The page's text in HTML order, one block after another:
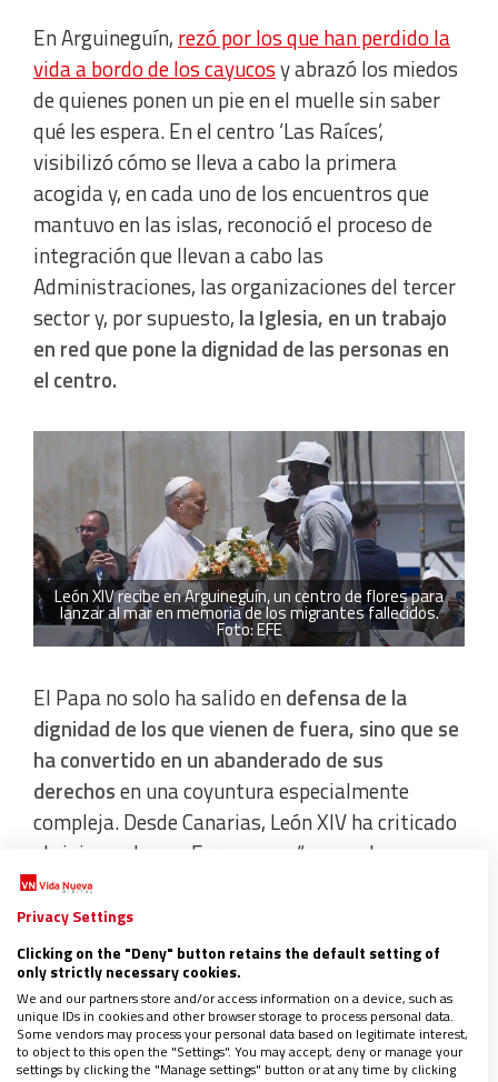
En Arguineguín, rezó por los que han perdido la
vida a bordo de los cayucosy abrazó los miedos
de quienes ponen un pie en el muelle sin saber
qué les espera. En el centro ‘Las Raíces’,
visibilizó cómo se lleva a cabo la primera
acogida y, en cada uno de los encuentros que
mantuvo en las islas, reconoció el proceso de
integración que llevan a cabo las
Administraciones, las organizaciones del tercer
sector y, por supuesto, la Iglesia, en un trabajo
en red que pone la dignidad de las personas en
el centro.
León XIV recibe en Arguineguín, un centro de flores para
lanzar al mar en memoria de los migrantes fallecidos.
Foto: EFE
El Papa no solo ha salido endefensa de la
dignidad de los que vienen de fuera, sino que se
ha convertido en un abanderado de sus
derechosen una coyuntura especialmente
compleja. Desde Canarias, León XIV ha criticado
el cinismo de una Europa que “no puede
proclamar la dignidad humana y acostumbrarse
a que el Mediterráneo y el Atlántico sean
cementerios sin lápidas”.
Unas palabras que emergen justo cuando entra
en vigor el Pacto de Migración y Asilo en la
Unión Europea, que certifica un blindaje
Privacy Settings
Clicking on the "Deny" button retains the default setting of
only strictly necessary cookies.
We and our partners store and/or access information on a device, such as
unique IDs in cookies and other browser storage to process personal data.
Some vendors may process your personal data based on legitimate interest,
to object to this open the "Settings". You may accept, deny or manage your
settings by clicking the "Manage settings" button or at any time by clicking